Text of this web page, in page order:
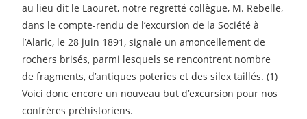
au lieu dit le Laouret, notre regretté collègue, M. Rebelle,
dans le compte-rendu de l’excursion de la Société à
l’Alaric, le 28 juin 1891, signale un amoncellement de
rochers brisés, parmi lesquels se rencontrent nombre
de fragments, d’antiques poteries et des silex taillés. (1)
Voici donc encore un nouveau but d’excursion pour nos
confrères préhistoriens.